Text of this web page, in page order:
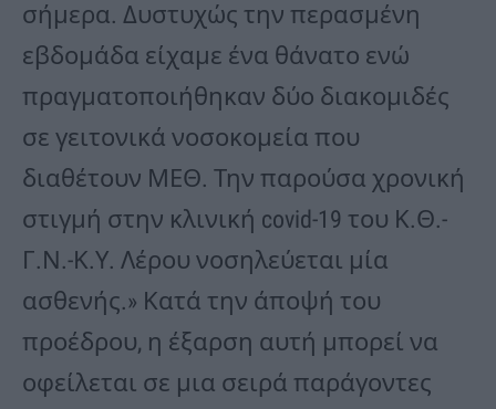
σήμερα. Δυστυχώς την περασμένη
εβδομάδα είχαμε ένα θάνατο ενώ
πραγματοποιήθηκαν δύο διακομιδές
σε γειτονικά νοσοκομεία που
διαθέτουν ΜΕΘ. Την παρούσα χρονική
στιγμή στην κλινική covid-19 του Κ.Θ.-
Γ.Ν.-Κ.Υ. Λέρου νοσηλεύεται μία
ασθενής.» Κατά την άποψή του
προέδρου, η έξαρση αυτή μπορεί να
οφείλεται σε μια σειρά παράγοντες